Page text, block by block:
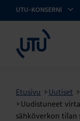
UTU-KONSERNI
Etusivu > Uutiset >
> Uudistuneet
sähköverkon tilan